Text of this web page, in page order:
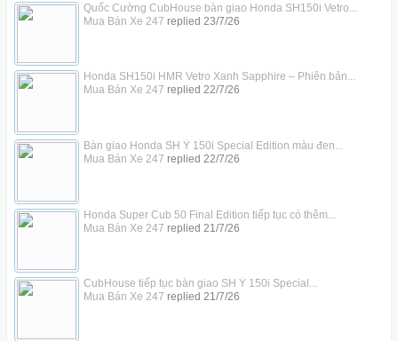
Quốc Cường CubHouse bàn giao Honda SH150i Vetro...
Mua Bán Xe 247 replied 23/7/26
Honda SH150i HMR Vetro Xanh Sapphire – Phiên bản...
Mua Bán Xe 247 replied 22/7/26
Bàn giao Honda SH Ý 150i Special Edition màu đen...
Mua Bán Xe 247 replied 22/7/26
Honda Super Cub 50 Final Edition tiếp tục có thêm...
Mua Bán Xe 247 replied 21/7/26
CubHouse tiếp tục bàn giao SH Ý 150i Special...
Mua Bán Xe 247 replied 21/7/26